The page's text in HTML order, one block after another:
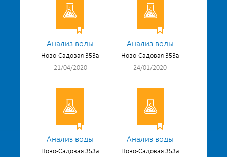
Анализ воды
Ново-Садовая 353а
21/04/2020
Анализ воды
Ново-Садовая 353а
24/01/2020
Анализ воды
Ново-Садовая 353а
Анализ воды
Ново-Садовая 353а